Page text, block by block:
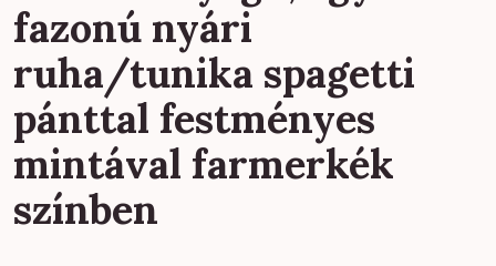
fazonú nyári
ruha/tunika spagetti
pánttal festményes
mintával farmerkék
színben